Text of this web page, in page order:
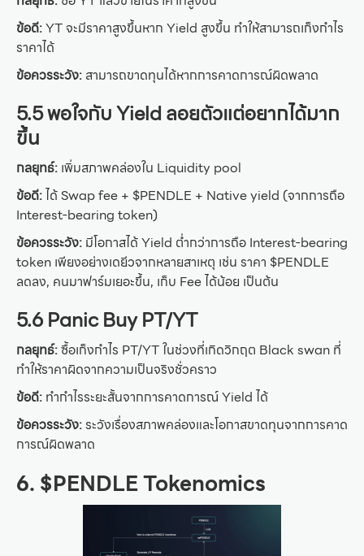
ข้อดี:YT จะมีราคาสูงขึ้นหาก Yield สูงขึ้น ทำให้สามารถเก็งกำไร
ราคาได้
ข้อควรระวัง: สามารถขาดทุนได้หากการคาดการณ์ผิดพลาด
5.5 พอใจกับ Yield ลอยตัวแต่อยากได้มาก
ขึ้น
กลยุทธ์: เพิ่มสภาพคล่องใน Liquidity pool
ข้อดี:ได้ Swap fee + $PENDLE + Native yield (จากการถือ
Interest-bearing token)
ข้อควรระวัง: มีโอกาสได้ Yield ต่ำกว่าการถือ Interest-bearing
token เพียงอย่างเดยีวจากหลายสาเหตุ เช่น ราคา $PENDLE
ลดลง, คนมาฟาร์มเยอะขึ้น, เก็บ Fee ได้น้อย เป็นต้น
5.6 Panic Buy PT/YT
กลยุทธ์:ซื้อเก็งกำไร PT/YT ในช่วงที่เกิดวิกฤต Black swan ที่
ทำให้ราคาผิดจากความเป็นจริงชั่วคราว
ข้อดี: ทำกำไรระยะสั้นจากการคาดการณ์ Yield ได้
ข้อควรระวัง:ระวังเรื่องสภาพคล่องและโอกาสขาดทุนจากการคาด
การณ์ผิดพลาด
6. $PENDLE Tokenomics